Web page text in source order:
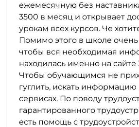
ежемесячную без
3500 в месяц и открывает
урокам всех курсов. Че
Помимо этого в школе очень
чтобы вся необходимая
находилась именно на сайте
Чтобы обучающимся не
гуглить, искать информацию
сервисах. По поводу
гарантированного
есть помощь с